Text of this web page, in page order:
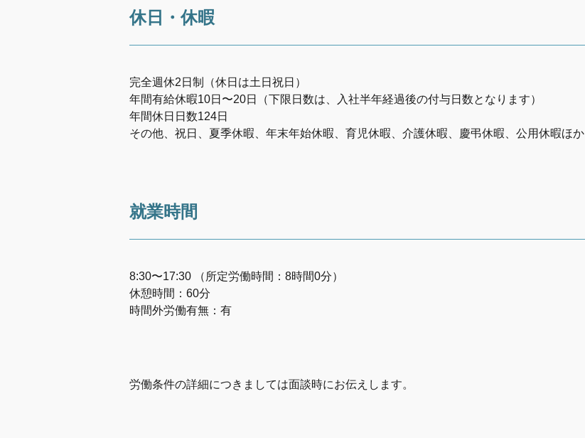
休日・休暇
完全週休2日制（休日は土日祝日）
年間有給休暇10日〜20日（下限日数は、入社半年経過後の付与日数となります）
年間休日日数124日
その他、祝日、夏季休暇、年末年始休暇、育児休暇、介護休暇、慶弔休暇、公用休暇ほか
就業時間
8:30〜17:30 （所定労働時間：8時間0分）
休憩時間：60分
時間外労働有無：有
労働条件の詳細につきましては面談時にお伝えします。